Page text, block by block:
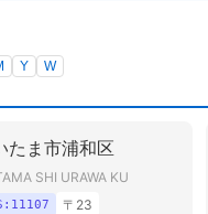
Y W
たま市浦和区
SHI URAWA KU
11107 〒 23